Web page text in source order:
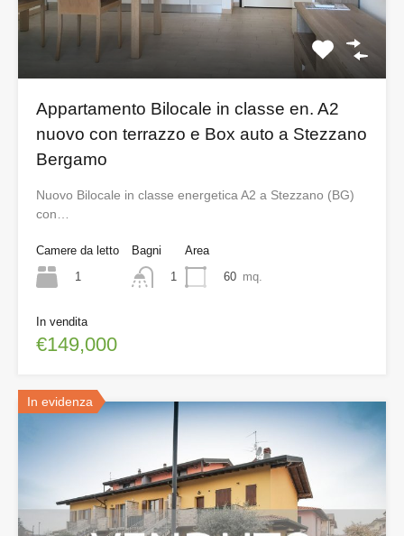
Appartamento Bilocale in classe en. A2
nuovo con terrazzo e Box auto a Stezzano
Bergamo
Nuovo Bilocale in classe energetica A2 a Stezzano (BG)
con…
Camere da letto
1
Bagni
1
Area
60 mq.
In vendita
€149,000
In evidenza